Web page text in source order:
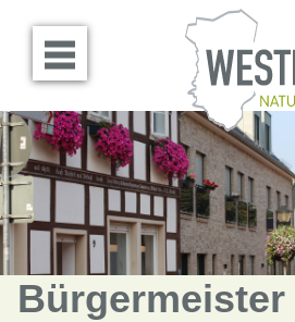
Menü öffnen
Bürgermeister